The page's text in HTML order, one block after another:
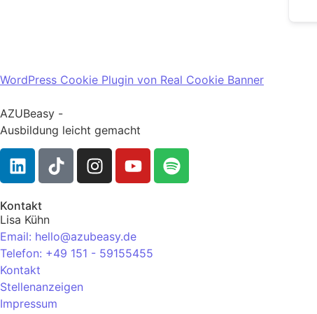
WordPress Cookie Plugin von Real Cookie Banner
AZUBeasy -
Ausbildung leicht gemacht
Kontakt
Lisa Kühn
Email: hello@azubeasy.de
Telefon: +49 151 - 59155455
Kontakt
Stellenanzeigen
Impressum